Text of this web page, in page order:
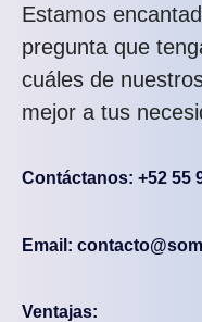
Estamos
pregunta que
cuáles de
mejor a tus
Contáctanos: +52 55
Email:
Ventajas: